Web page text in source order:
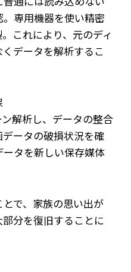
専用機器を使い精密
これにより、元のディ
データを解析するこ
解析し、データの整合
ータの破損状況を確
タを新しい保存媒体
で、家族の思い出が
分を復旧することに